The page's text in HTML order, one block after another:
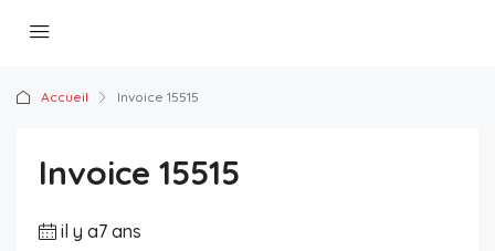
Accueil Invoice 15515
Invoice 15515
il y a7 ans